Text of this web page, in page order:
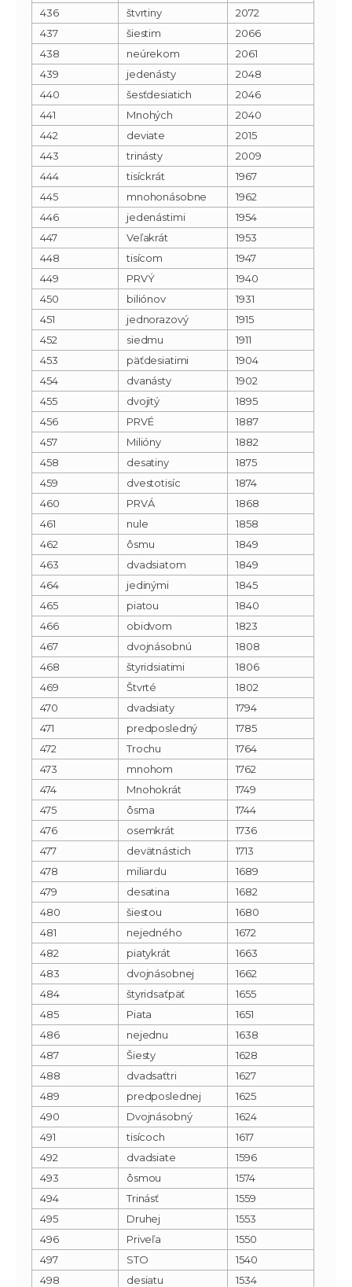
436 štvrtiny
2072
437
šiestim
2066
438
neúrekom
2061
439
jedenásty
2048
440
šesťdesiatich
2046
441
Mnohých
2040
442
deviate
2015
443
trinásty
2009
444
tisíckrát
1967
445
mnohonásobne
1962
446
jedenástimi
1954
447
Veľakrát
1953
448
tisícom
1947
449
PRVÝ
1940
450
biliónov
1931
451
jednorazový
1915
452
siedmu
1911
453
päťdesiatimi
1904
454
dvanásty
1902
455
dvojitý
1895
456
PRVÉ
1887
457
Milióny
1882
458
desatiny
1875
459
dvestotisíc
1874
460
PRVÁ
1868
461
nule
1858
462
ôsmu
1849
463
dvadsiatom
1849
464
jedinými
1845
465
piatou
1840
466
obidvom
1823
467
dvojnásobnú
1808
468
štyridsiatimi
1806
469
Štvrté
1802
470
dvadsiaty
1794
471
predposledný
1785
472
Trochu
1764
473
mnohom
1762
474
Mnohokrát
1749
475
ôsma
1744
476
osemkrát
1736
477
devätnástich
1713
478
miliardu
1689
479
desatina
1682
480
šiestou
1680
481
nejedného
1672
482
piatykrát
1663
483
dvojnásobnej
1662
484
štyridsaťpäť
1655
485
Piata
1651
486
nejednu
1638
487
Šiesty
1628
488
dvadsaťtri
1627
489
predposlednej
1625
490
Dvojnásobný
1624
491
tisícoch
1617
492
dvadsiate
1596
493
ôsmou
1574
494
Trinásť
1559
495
Druhej
1553
496
Priveľa
1550
497
STO
1540
498
desiatu
1534